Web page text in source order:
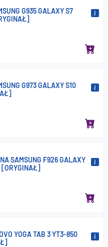
G935 GALAXY S7
G973 GALAXY S10
SAMSUNG F926 GALAXY
[ORYGINAŁ]
YOGA TAB 3 YT3-850